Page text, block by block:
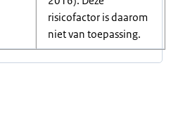
risicofactor is daarom
niet van toepassing.